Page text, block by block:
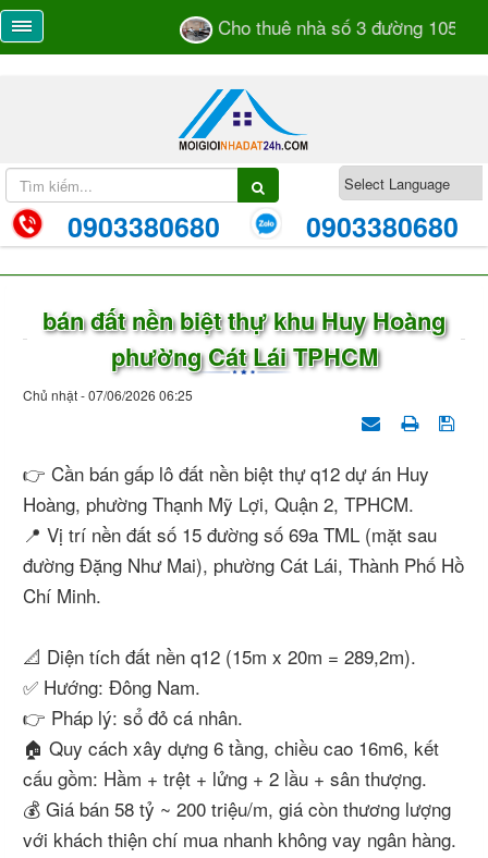
Cho thuê nhà số 3 đường 105 TML
0903380680 0903380680
bán đất nền biệt thự khu Huy Hoàng
phường Cát Lái TPHCM
Chủ nhật - 07/06/2026 06:25
👉 Cần bán gấp lô đất nền biệt thự q12 dự án Huy
Hoàng, phường Thạnh Mỹ Lợi, Quận 2, TPHCM.
📍 Vị trí nền đất số 15 đường số 69a TML (mặt sau
đường Đặng Như Mai), phường Cát Lái, Thành Phố Hồ
Chí Minh.
📐 Diện tích đất nền q12 (15m x 20m = 289,2m).
✅ Hướng: Đông Nam.
👉 Pháp lý: sổ đỏ cá nhân.
🏠 Quy cách xây dựng 6 tầng, chiều cao 16m6, kết
cấu gồm: Hầm + trệt + lửng + 2 lầu + sân thượng.
💰 Giá bán 58 tỷ ~ 200 triệu/m, giá còn thương lượng
với khách thiện chí mua nhanh không vay ngân hàng.